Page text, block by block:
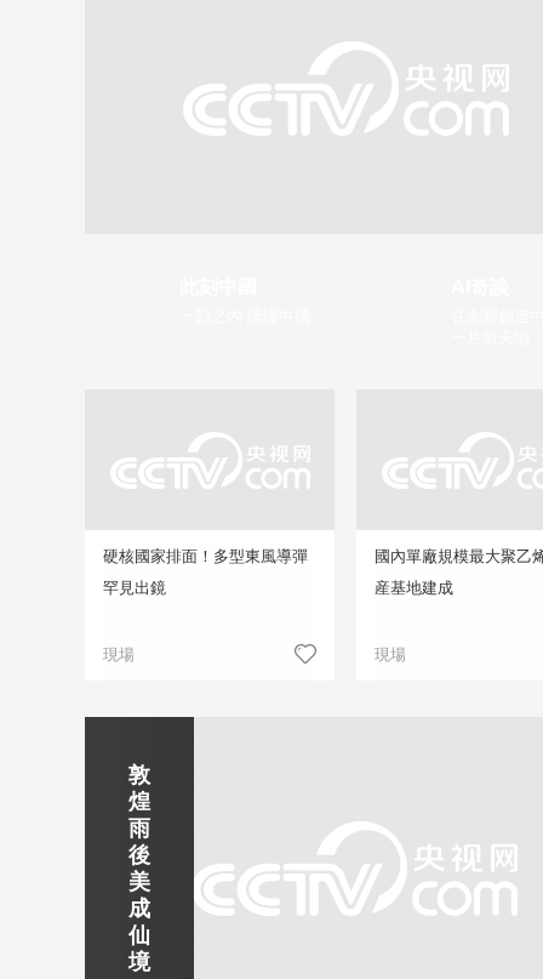
硬核國家排面！多型東風導彈
罕見出鏡
現場
國內單廠規模最大聚乙
産基地建成
現場
靜賞京娘湖
京娘湖位於邯鄲武安市口上村北，常年平均氣溫19攝氏度，夏
吉
林
市
北
山
公
園
雲
探
古
北
水
鎮
南
京
玄
武
湖
景
區
焦
作
紅
石
峽
秦
皇
島
金
夢
海
灣
劍
川
下
梅
嶺
瀑
布
煙
雨
齊
雲
山
敦
煌
雨
後
美
成
仙
境